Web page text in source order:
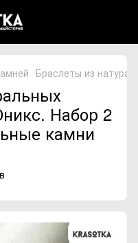
Браслеты из
Набор 2
камни